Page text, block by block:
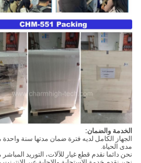
الخدمة والضمان:
الجهاز الكامل لديه فترة ضمان مدتها سنة
مدى الحياة.
نحن دائما نقدم قطع غيار للآلات، التوريد